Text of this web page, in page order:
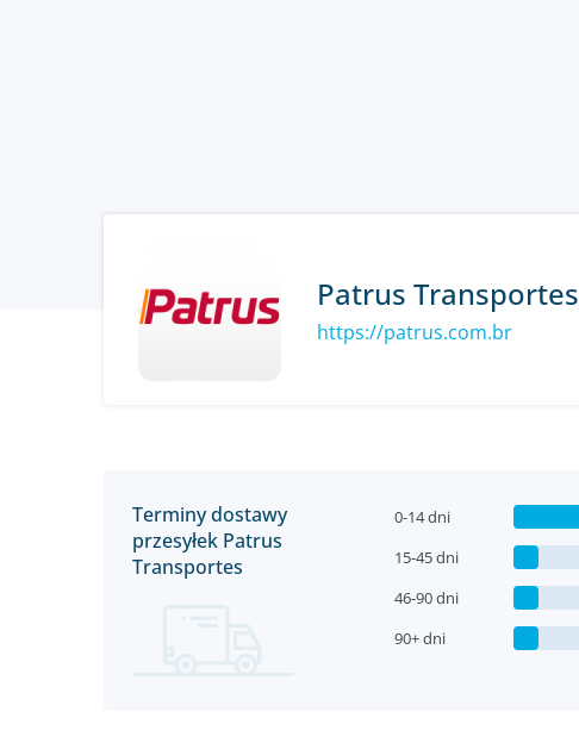
Patrus Transportes
https://patrus.com.br
Terminy dostawy
przesyłek Patrus
Transportes
0-14 dni
15-45 dni
46-90 dni
90+ dni